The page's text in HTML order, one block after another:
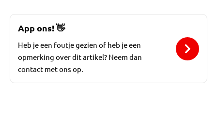
App ons!👋
Heb je een foutje gezien of heb je een
opmerking over dit artikel? Neem dan
contact met ons op.